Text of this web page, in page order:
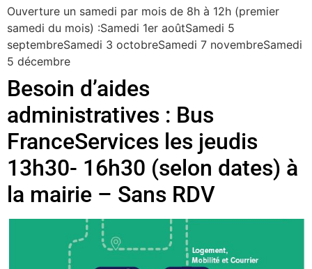
Ouverture un samedi par mois de 8h à 12h (premier
samedi du mois) :Samedi 1er aoûtSamedi 5
septembreSamedi 3 octobreSamedi 7 novembreSamedi
5 décembre
Besoin d’aides
administratives : Bus
FranceServices les jeudis
13h30- 16h30 (selon dates) à
la mairie – Sans RDV